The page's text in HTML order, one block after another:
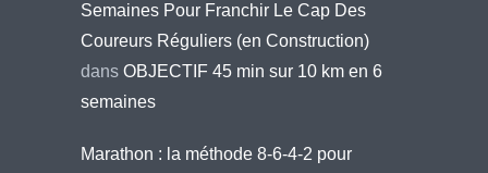
Semaines Pour Franchir Le Cap Des
Coureurs Réguliers (en Construction)
dans OBJECTIF 45 min sur 10 km en 6
semaines
Marathon : la méthode 8-6-4-2 pour